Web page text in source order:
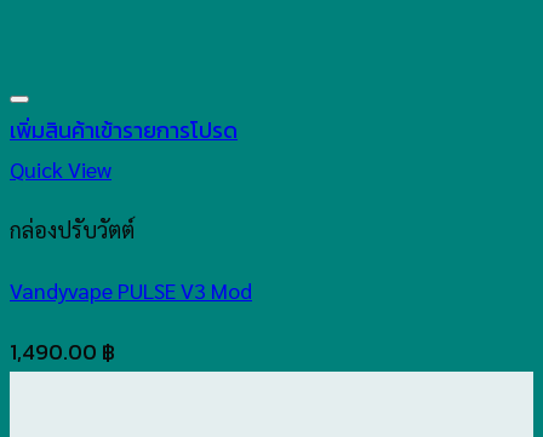
เพิ่มสินค้าเข้ารายการโปรด
Quick View
กล่องปรับวัตต์
Vandyvape PULSE V3 Mod
1,490.00 ฿